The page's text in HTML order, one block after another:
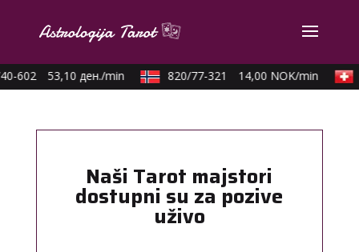
602 53,10 ден./min 820/77-321 14,00 NOK/min
Naši Tarot majstori
dostupni su za pozive
uživo